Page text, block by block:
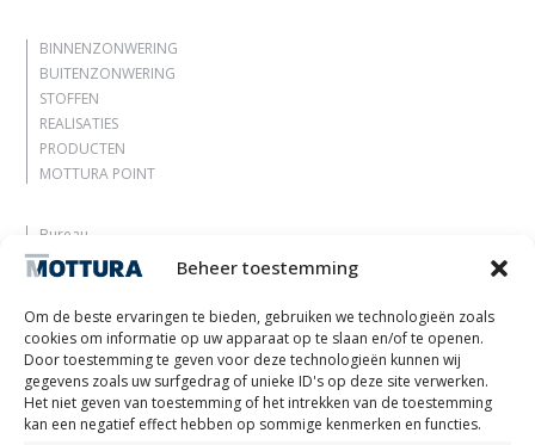
Beheer toestemming
Om de beste ervaringen te bieden, gebruiken we technologieën zoals
cookies om informatie op uw apparaat op te slaan en/of te openen.
Door toestemming te geven voor deze technologieën kunnen wij
gegevens zoals uw surfgedrag of unieke ID's op deze site verwerken.
Het niet geven van toestemming of het intrekken van de toestemming
kan een negatief effect hebben op sommige kenmerken en functies.
BINNENZONWERING
BUITENZONWERING
STOFFEN
REALISATIES
PRODUCTEN
MOTTURA POINT
Bureau
Laat je inspireren
Contacten
Werk met ons
Gereserveerd gebied
Certificeringen
M2Net
Child Safety